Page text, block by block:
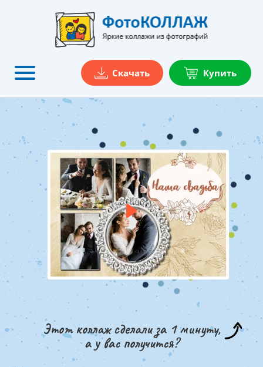
Купить
Скачать
Этот коллаж сделали за 1 минуту,
а у вас получится?